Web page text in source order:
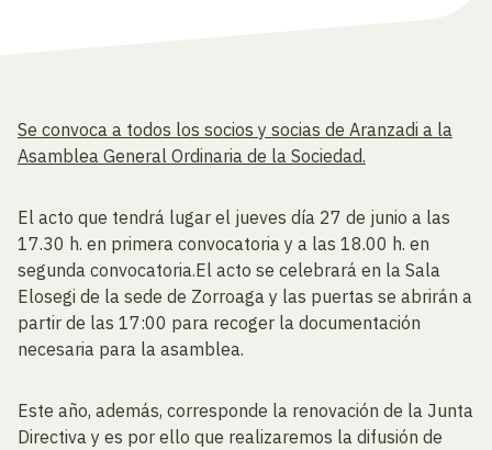
Se convoca a todos los socios y socias de Aranzadi a la
Asamblea General Ordinaria de la Sociedad.
El acto que tendrá lugar el jueves día 27 de junio a las
17.30 h. en primera convocatoria y a las 18.00 h. en
segunda convocatoria.El acto se celebrará en la Sala
Elosegi de la sede de Zorroaga y las puertas se abrirán a
partir de las 17:00 para recoger la documentación
necesaria para la asamblea.
Este año, además, corresponde la renovación de la Junta
Directiva y es por ello que realizaremos la difusión de